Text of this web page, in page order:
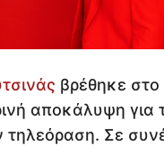
βρέθηκε στο
αποκάλυψη
τηλεόραση. Σε